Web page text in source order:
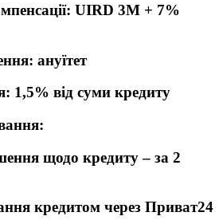
UIRD 3M + 7%
ануїтет
1,5% від суми кредиту
щодо кредиту – за 2
кредитом через Приват24